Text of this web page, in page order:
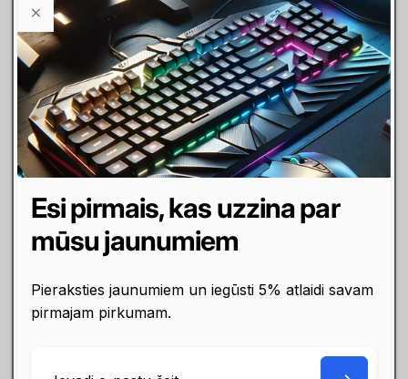
Maksājumi
Maksā ar karti, internetbanku
vai pārskaitījumu. Izmantojam
drošu maksājumu sistēmu
MakeCommerce
Līzings / Nomaksa
Norēķinies arī līzingā,
checkoutā izvēloties Inbank
nomaksas metodi, vai
vienkārši piesakoties
finansējumam Elīzings
Klientu apmierinātība ir mūsu
galvenā prioritāte
Esi pirmais, kas uzzina par
mūsu jaunumiem
Pieraksties jaunumiem un iegūsti 5% atlaidi savam
pirmajam pirkumam.
E-